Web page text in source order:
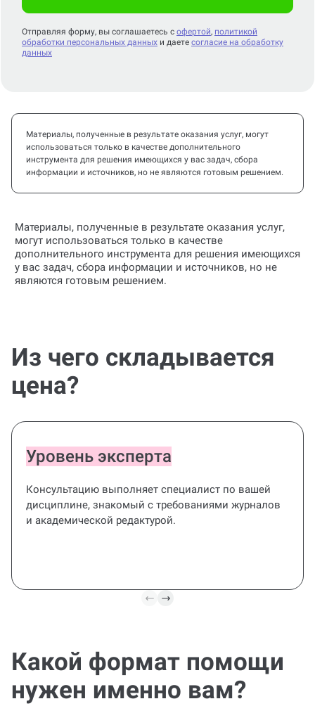
Отправляя форму, вы соглашаетесь с офертой, политикой
обработки персональных данных и даете согласие на обработку
данных
Материалы, полученные в результате оказания услуг, могут
использоваться только в качестве дополнительного
инструмента для решения имеющихся у вас задач, сбора
информации и источников, но не являются готовым решением.
Материалы, полученные в результате оказания услуг,
могут использоваться только в качестве
дополнительного инструмента для решения имеющихся
у вас задач, сбора информации и источников, но не
являются готовым решением.
Из чего складывается
цена?
Уровень эксперта
Консультацию выполняет специалист по вашей
дисциплине, знакомый с требованиями журналов
и академической редактурой.
Какой формат помощи
нужен именно вам?
структуру под требования
журнала, оформляем
ссылки. Готовим
финальную версию к
Есть